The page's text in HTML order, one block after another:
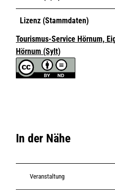
Lizenz (Stammdaten)
Tourismus-Service Hörnum,
Hörnum (Sylt)
In der Nähe
Veranstaltung